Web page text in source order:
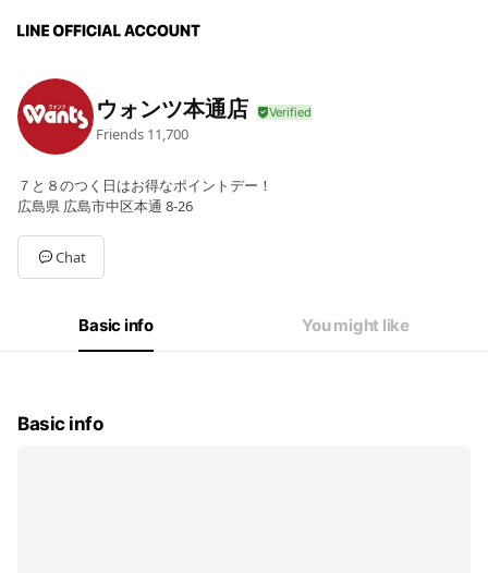
ウォンツ本通店
Friends 11,700
７と８のつく日はお得なポイントデー！
広島県 広島市中区本通 8-26
Chat
Basic info You might like
Basic info